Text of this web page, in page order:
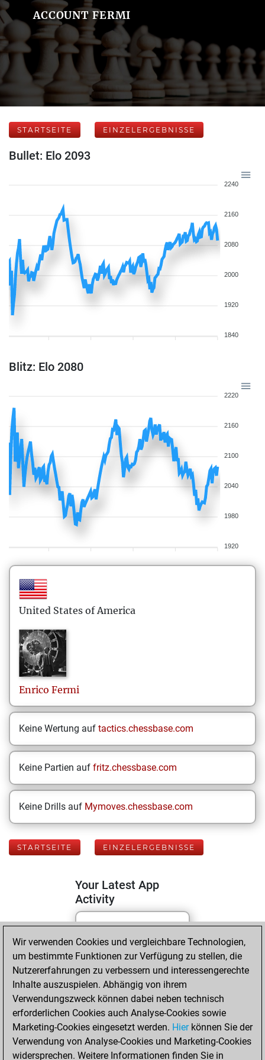
ACCOUNT FERMI
STARTSEITE EINZELERGEBNISSE
Bullet: Elo 2093
2240
2160
2080
2000
1920
1840
Blitz: Elo 2080
2220
2160
2100
2040
1980
1920
United States of America
Enrico Fermi
Keine Wertung auf tactics.chessbase.com
Keine Partien auf fritz.chessbase.com
Keine Drills auf Mymoves.chessbase.com
STARTSEITE EINZELERGEBNISSE
Your Latest App
Activity
Samstag, Mai 9,
2026
You played 192
blitz games
Play
You scored
+120 =19 -53 in blitz
You played 208
Wir verwenden Cookies und vergleichbare Technologien,
um bestimmte Funktionen zur Verfügung zu stellen, die
Nutzererfahrungen zu verbessern und interessengerechte
Inhalte auszuspielen. Abhängig von ihrem
Verwendungszweck können dabei neben technisch
erforderlichen Cookies auch Analyse-Cookies sowie
Marketing-Cookies eingesetzt werden. Hierkönnen Sie der
Verwendung von Analyse-Cookies und Marketing-Cookies
widersprechen. Weitere Informationen finden Sie in